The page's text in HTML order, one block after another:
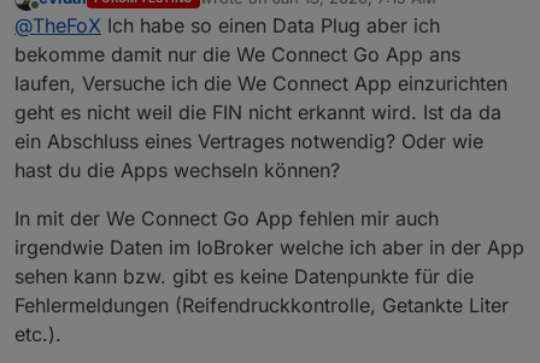
und dieser wieder heruntergeladen. In den
Einstellungen der Connect Go App habe ich einen
Punkt "Datensicherung" gefunden. Also die App holt
die Daten per Bluetooth auf das Smartphone und
dieses sichert dann in regelmäßen Abständen die
Daten als Sicherung in die VW Cloud aber in anderer
Form als mit We Connect direkt, weil dein Adapter da
nichts findet und ich eine Fehlermeldung im Log habe.
mir.
Offline last edited by
@TheFoX Ich habe so einen Data Plug aber ich
bekomme damit nur die We Connect Go App ans
laufen, Versuche ich die We Connect App einzurichten
geht es nicht weil die FIN nicht erkannt wird. Ist da da
ein Abschluss eines Vertrages notwendig? Oder wie
hast du die Apps wechseln können?
In mit der We Connect Go App fehlen mir auch
irgendwie Daten im IoBroker welche ich aber in der App
sehen kann bzw. gibt es keine Datenpunkte für die
Fehlermeldungen (Reifendruckkontrolle, Getankte Liter
etc.).